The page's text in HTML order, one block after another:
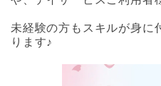
未経験の方もスキルが身に
ります♪